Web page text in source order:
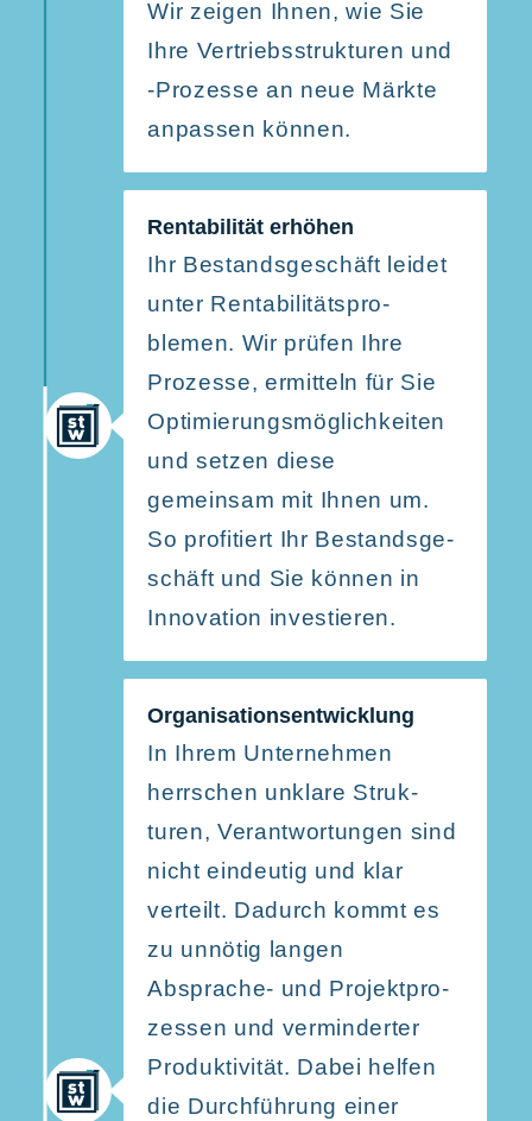
Wir zeigen Ihnen, wie Sie
Ihre Vertriebs­struk­turen und
‑Prozesse an neue Märkte
anpassen können.
Renta­bi­lität erhöhen
Ihr Bestands­ge­schäft leidet
unter Renta­bi­li­täts­pro­
blemen. Wir prüfen Ihre
Prozesse, ermitteln für Sie
Optimie­rungs­mög­lich­keiten
und setzen diese
gemeinsam mit Ihnen um.
So profi­tiert Ihr Bestands­ge­
schäft und Sie können in
Innovation investieren.
Organi­sa­ti­ons­ent­wicklung
In Ihrem Unter­nehmen
herrschen unklare Struk­
turen, Verant­wor­tungen sind
nicht eindeutig und klar
verteilt. Dadurch kommt es
zu unnötig langen
Absprache- und Projekt­pro­
zessen und vermin­derter
Produk­ti­vität. Dabei helfen
die Durch­führung einer